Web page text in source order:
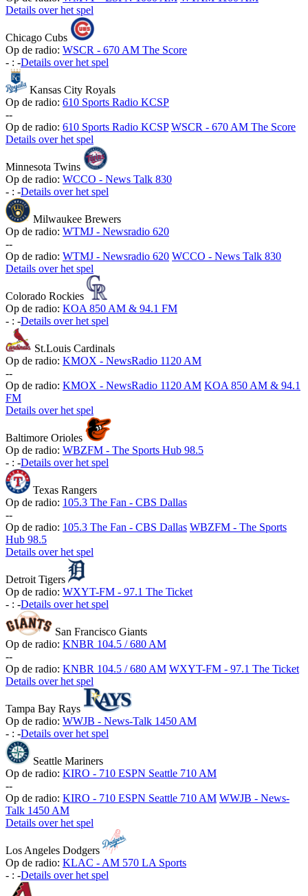
Details over het spel
Chicago Cubs
Op de radio: WSCR - 670 AM The Score
- : -Details over het spel
Kansas City Royals
Op de radio: 610 Sports Radio KCSP
--
Op de radio: 610 Sports Radio KCSP WSCR - 670 AM The Score
Details over het spel
Minnesota Twins
Op de radio: WCCO - News Talk 830
- : -Details over het spel
Milwaukee Brewers
Op de radio: WTMJ - Newsradio 620
--
Op de radio: WTMJ - Newsradio 620 WCCO - News Talk 830
Details over het spel
Colorado Rockies
Op de radio: KOA 850 AM & 94.1 FM
- : -Details over het spel
St.Louis Cardinals
Op de radio: KMOX - NewsRadio 1120 AM
--
Op de radio: KMOX - NewsRadio 1120 AM KOA 850 AM & 94.1
FM
Details over het spel
Baltimore Orioles
Op de radio: WBZFM - The Sports Hub 98.5
- : -Details over het spel
Texas Rangers
Op de radio: 105.3 The Fan - CBS Dallas
--
Op de radio: 105.3 The Fan - CBS Dallas WBZFM - The Sports
Hub 98.5
Details over het spel
Detroit Tigers
Op de radio: WXYT-FM - 97.1 The Ticket
- : -Details over het spel
San Francisco Giants
Op de radio: KNBR 104.5 / 680 AM
--
Op de radio: KNBR 104.5 / 680 AM WXYT-FM - 97.1 The Ticket
Details over het spel
Tampa Bay Rays
Op de radio: WWJB - News-Talk 1450 AM
- : -Details over het spel
Seattle Mariners
Op de radio: KIRO - 710 ESPN Seattle 710 AM
--
Op de radio: KIRO - 710 ESPN Seattle 710 AM WWJB - News-
Talk 1450 AM
Details over het spel
Los Angeles Dodgers
Op de radio: KLAC - AM 570 LA Sports
- : -Details over het spel